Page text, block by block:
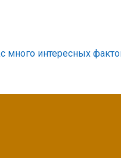
интересных